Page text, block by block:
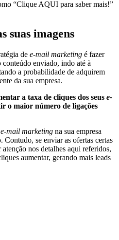
“Clique AQUI para saber mais!”
suas imagens
de e-mail marketing é fazer
conteúdo enviado, indo até à
a probabilidade de adquirem
da sua empresa.
a taxa de cliques dos seus e-
o maior número de ligações
e-mail marketing na sua empresa
Contudo, se enviar as ofertas certas
atenção nos detalhes aqui referidos,
aumentar, gerando mais leads